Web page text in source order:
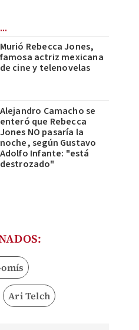
Murió Rebecca Jones,
famosa actriz mexicana
de cine y telenovelas
Alejandro Camacho se
enteró que Rebecca
Jones NO pasaría la
noche, según Gustavo
Adolfo Infante: "está
destrozado"
Ari Telch